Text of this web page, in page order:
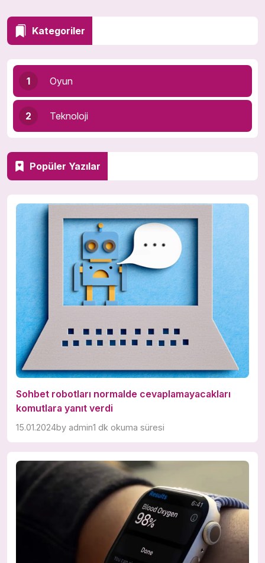
Kategoriler
1 Oyun
2 Teknoloji
Popüler Yazılar
Sohbet robotları normalde cevaplamayacakları
komutlara yanıt verdi
15.01.2024by admin1 dk okuma süresi